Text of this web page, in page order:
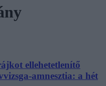
ellehetetlenítő
amnesztia: a hét